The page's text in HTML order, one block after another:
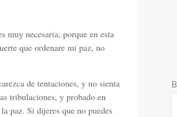
muy necesaria; porque en esta
que ordenare mi paz, no
de tentaciones, y no sienta
tribulaciones, y probado en
paz. Si dijeres que no puedes